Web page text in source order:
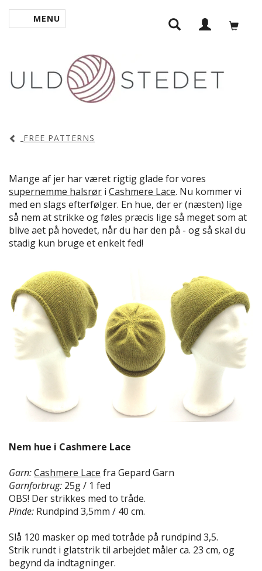
TOGGLE NAVIGATION
MENU
FREE PATTERNS
Mange af jer har været rigtig glade for vores
supernemme halsrør i Cashmere Lace. Nu kommer vi
med en slags efterfølger. En hue, der er (næsten) lige
så nem at strikke og føles præcis lige så meget som at
blive aet på hovedet, når du har den på - og så skal du
stadig kun bruge et enkelt fed!
Nem hue i Cashmere Lace
Garn:Cashmere Lace fra Gepard Garn
Garnforbrug: 25g / 1 fed
OBS! Der strikkes med to tråde.
Pinde: Rundpind 3,5mm / 40 cm.
Slå 120 masker op med totråde på rundpind 3,5.
Strik rundt i glatstrik til arbejdet måler ca. 23 cm, og
begynd da indtagninger.